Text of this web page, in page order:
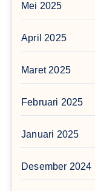
Mei 2025
April 2025
Maret 2025
Februari 2025
Januari 2025
Desember 2024